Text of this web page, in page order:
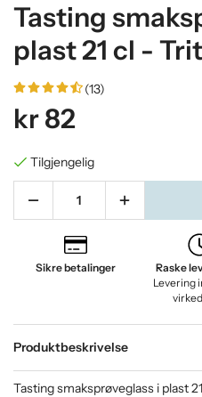
Tasting
plast 21 cl -
(13)
kr 82
Tilgjengelig
Sikre betalinger
Raske
Levering
Produktbeskrivelse
Tasting smaksprøveglass i plast